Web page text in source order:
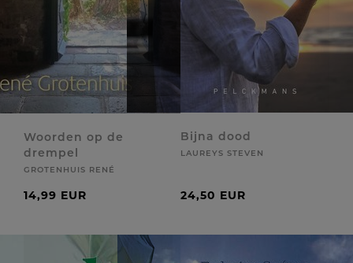
Woorden op de
drempel
GROTENHUIS RENÉ
14,99 EUR
Bijna dood
LAUREYS STEVEN
24,50 EUR